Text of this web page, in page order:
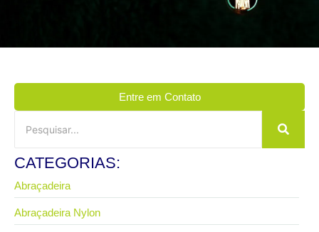
Entre em Contato
CATEGORIAS:
Abraçadeira
Abraçadeira Nylon